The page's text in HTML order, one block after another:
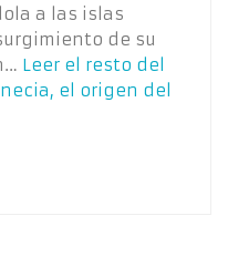
a las islas
de su
Leer el resto del
el origen del